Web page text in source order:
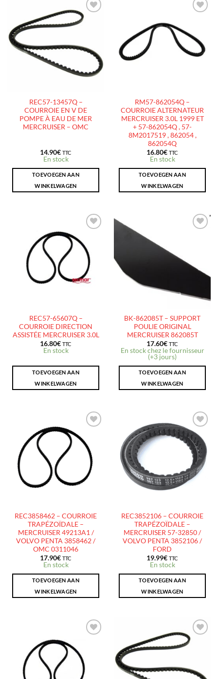
AJOUTER
D’ENVIES
REC57-13457Q –
COURROIE EN V DE
POMPE À EAU DE MER
MERCRUISER – OMC
14.90€ TTC
En stock
TOEVOEGEN AAN
WINKELWAGEN
À LA
LISTE
D’ENVIES
RM57-862054Q –
COURROIE ALTERNATEUR
MERCRUISER 3.0L 1999 ET
+ 57-862054Q , 57-
8M2017519 , 862054 ,
862054Q
16.80€ TTC
En stock
TOEVOEGEN AAN
WINKELWAGEN
AJOUTER
À LA
LISTE
D’ENVIES
REC57-65607Q –
COURROIE DIRECTION
ASSISTÉE MERCRUISER 3.0L
16.80€ TTC
En stock
TOEVOEGEN AAN
WINKELWAGEN
D’ENVIES
BK-862085T – SUPPORT
POULIE ORIGINAL
MERCRUISER 862085T
17.60€ TTC
En stock chez le fournisseur
(+3 jours)
TOEVOEGEN AAN
WINKELWAGEN
AJOUTER
À LA
LISTE
D’ENVIES
REC3858462 – COURROIE
TRAPÉZOÏDALE –
MERCRUISER 49213A1 /
VOLVO PENTA 3858462 /
OMC 0311046
17.90€ TTC
En stock
TOEVOEGEN AAN
WINKELWAGEN
AJOUTER
À LA
LISTE
D’ENVIES
REC3852106 – COURROIE
TRAPÉZOÏDALE –
MERCRUISER 57-32850 /
VOLVO PENTA 3852106 /
FORD
19.99€ TTC
En stock
TOEVOEGEN AAN
WINKELWAGEN
AJOUTER
À LA
LISTE
D’ENVIES
AJOUTER
D’ENVIES